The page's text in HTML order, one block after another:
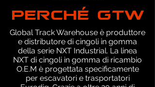
PERCHÉ GTW
Global Track Warehouse è produttore
e distributore di cingoli in gomma
della serie NXT Industrial. La linea
NXT di cingoli in gomma di ricambio
O.E.M è progettata specificamente
per escavatori e trasportatori